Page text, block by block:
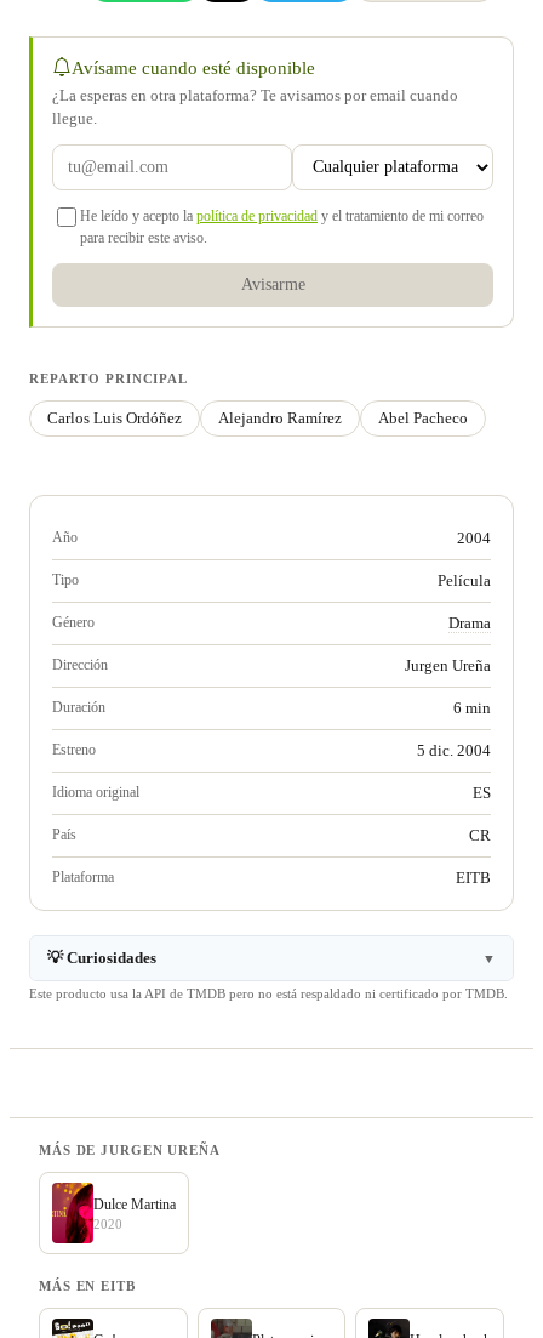
Avísame cuando esté disponible
¿La esperas en otra plataforma? Te avisamos por email cuando
llegue.
He leído y acepto la política de privacidad y el tratamiento de mi correo
para recibir este aviso.
Avisarme
REPARTO PRINCIPAL
Carlos Luis Ordóñez Alejandro Ramírez Abel Pacheco
Año 2004
Tipo Película
Género Drama
Dirección Jurgen Ureña
Duración 6 min
Estreno 5 dic. 2004
Idioma original ES
País CR
Plataforma EITB
💡 Curiosidades ▼
Este producto usa la API de TMDB pero no está respaldado ni certificado por TMDB.
MÁS DE JURGEN UREÑA
Dulce Martina
2020
MÁS EN EITB